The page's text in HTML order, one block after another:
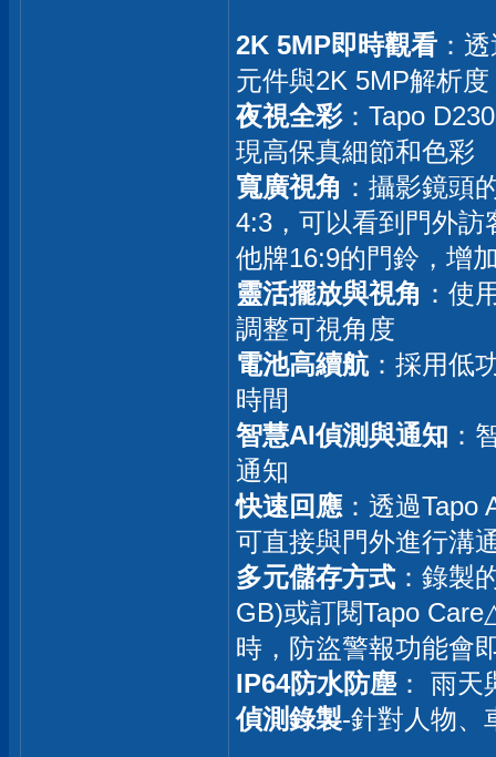
2K 5MP即時觀看 ：
元件與2K 5MP解析
夜視全彩：Tapo
現高保真細節和色彩
寬廣視角 ：攝影鏡頭
4:3，可以看到門外
他牌16:9的門鈴，增
靈活擺放與視角 ：使
調整可視角度
電池高續航：採用低
時間
智慧AI偵測與通知 ：
通知
快速回應 ：透過
可直接與門外進行溝
多元儲存方式 ：錄製
GB)或訂閱Tapo
時，防盜警報功能會
IP64防水防塵： 雨天
偵測錄製-針對人物、